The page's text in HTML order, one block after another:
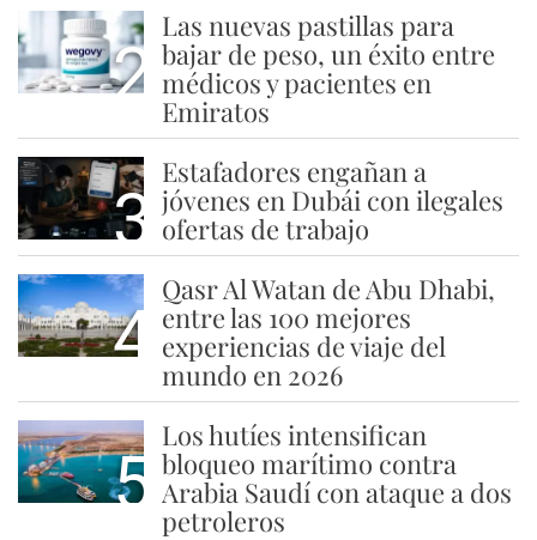
2
Las nuevas pastillas para
bajar de peso, un éxito entre
médicos y pacientes en
Emiratos
3
Estafadores engañan a
jóvenes en Dubái con ilegales
ofertas de trabajo
4
Qasr Al Watan de Abu Dhabi,
entre las 100 mejores
experiencias de viaje del
mundo en 2026
5
Los hutíes intensifican
bloqueo marítimo contra
Arabia Saudí con ataque a dos
petroleros